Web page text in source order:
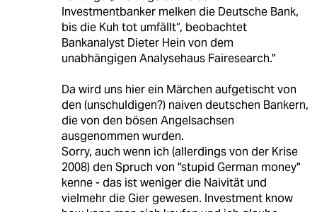
Investmentbanker melken die Deutsche Bank,
bis die Kuh tot umfällt“, beobachtet
Bankanalyst Dieter Hein von dem
unabhängigen Analysehaus Fairesearch."
Da wird uns hier ein Märchen aufgetischt von
den (unschuldigen?) naiven deutschen Bankern,
die von den bösen Angelsachsen
ausgenommen wurden.
Sorry, auch wenn ich (allerdings von der Krise
2008) den Spruch von "stupid German money"
kenne - das ist weniger die Naivität und
vielmehr die Gier gewesen. Investment know